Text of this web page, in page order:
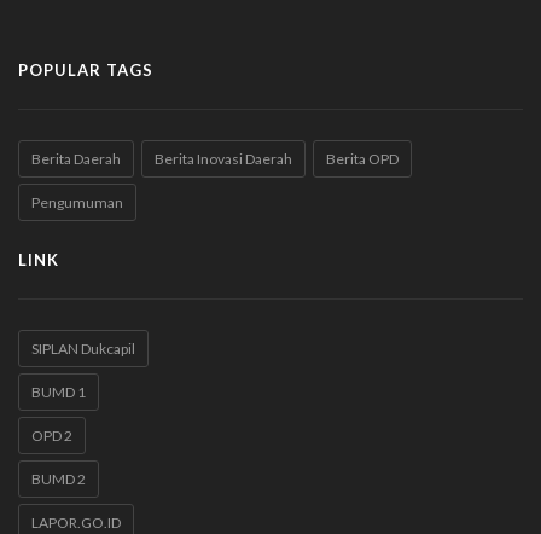
POPULAR TAGS
Berita Daerah Berita Inovasi Daerah Berita OPD
Pengumuman
LINK
SIPLAN Dukcapil
BUMD 1
OPD 2
BUMD 2
LAPOR.GO.ID